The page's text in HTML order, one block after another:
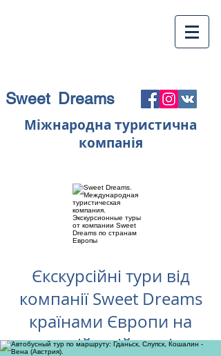
Sweet Dreams
Міжнародна туристична
компанія
Єкскурсійні тури від
компанії Sweet Dreams
країнами Європи на
російській мові